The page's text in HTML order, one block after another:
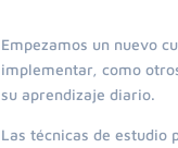
Empezamos un nuevo
implementar, como
su aprendizaje diario.
Las técnicas de estudio